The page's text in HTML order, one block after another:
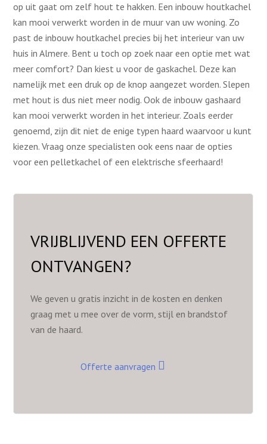
op uit gaat om zelf hout te hakken. Een inbouw houtkachel
kan mooi verwerkt worden in de muur van uw woning. Zo
past de inbouw houtkachel precies bij het interieur van uw
huis in Almere. Bent u toch op zoek naar een optie met wat
meer comfort? Dan kiest u voor de gaskachel. Deze kan
namelijk met een druk op de knop aangezet worden. Slepen
met hout is dus niet meer nodig. Ook de inbouw gashaard
kan mooi verwerkt worden in het interieur. Zoals eerder
genoemd, zijn dit niet de enige typen haard waarvoor u kunt
kiezen. Vraag onze specialisten ook eens naar de opties
voor een pelletkachel of een elektrische sfeerhaard!
VRIJBLIJVEND EEN OFFERTE
ONTVANGEN?
We geven u gratis inzicht in de kosten en denken
graag met u mee over de vorm, stijl en brandstof
van de haard.
Offerte aanvragen